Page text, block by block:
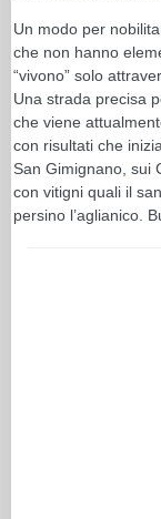
Un modo per
che non hanno
“vivono” solo
Una strada precisa
che viene
con risultati che
San Gimignano, sui
con vitigni quali il
persino l’aglianico.